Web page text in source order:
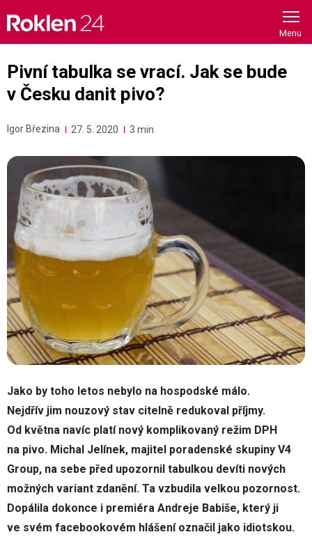
content
Pivní tabulka se vrací. Jak se bude
v Česku danit pivo?
Igor Březina 27. 5. 2020 3 min
Jako by toho letos nebylo na hospodské málo.
Nejdřív jim nouzový stav citelně redukoval příjmy.
Od května navíc platí nový komplikovaný režim DPH
na pivo. Michal Jelínek, majitel poradenské skupiny V4
Group, na sebe před upozornil tabulkou devíti nových
možných variant zdanění. Ta vzbudila velkou pozornost.
Dopálila dokonce i premiéra Andreje Babiše, který ji
ve svém facebookovém hlášení označil jako idiotskou.